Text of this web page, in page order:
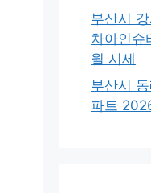
부산시
차아인슈
월 시세
부산시
파트